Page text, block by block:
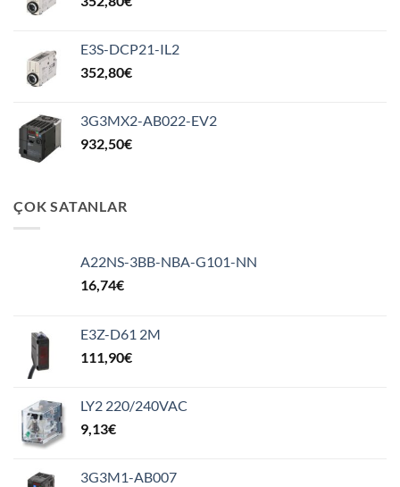
E3S-DCP21-IL2
352,80€
3G3MX2-AB022-EV2
932,50€
ÇOK SATANLAR
A22NS-3BB-NBA-G101-NN
16,74€
E3Z-D61 2M
111,90€
LY2 220/240VAC
9,13€
3G3M1-AB007